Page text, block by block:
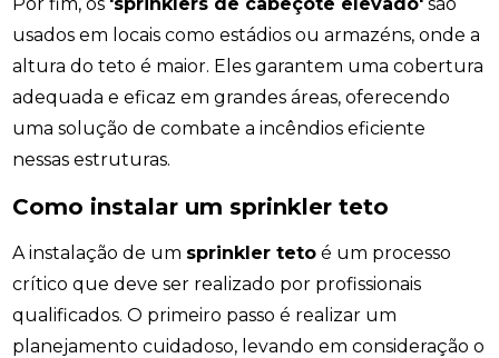
usados em locais como estádios ou armazéns, onde a
altura do teto é maior. Eles garantem uma cobertura
adequada e eficaz em grandes áreas, oferecendo
uma solução de combate a incêndios eficiente
nessas estruturas.
Como instalar um sprinkler teto
A instalação de um sprinkler teto é um processo
crítico que deve ser realizado por profissionais
qualificados. O primeiro passo é realizar um
planejamento cuidadoso, levando em consideração o